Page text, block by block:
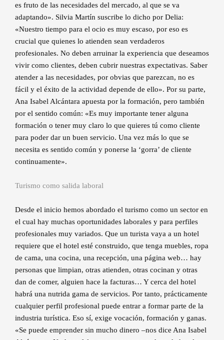
es fruto de las necesidades del mercado, al que se va
adaptando». Silvia Martín suscribe lo dicho por Delia:
«Nuestro tiempo para el ocio es muy escaso, por eso es
crucial que quienes lo atienden sean verdaderos
profesionales. No deben arruinar la experiencia que deseamos
vivir como clientes, deben cubrir nuestras expectativas. Saber
atender a las necesidades, por obvias que parezcan, no es
fácil y el éxito de la actividad depende de ello». Por su parte,
Ana Isabel Alcántara apuesta por la formación, pero también
por el sentido común: «Es muy importante tener alguna
formación o tener muy claro lo que quieres tú como cliente
para poder dar un buen servicio. Una vez más lo que se
necesita es sentido común y ponerse la ‘gorra’ de cliente
continuamente».
Turismo como salida laboral
Desde el inicio hemos abordado el turismo como un sector en
el cual hay muchas oportunidades laborales y para perfiles
profesionales muy variados. Que un turista vaya a un hotel
requiere que el hotel esté construido, que tenga muebles, ropa
de cama, una cocina, una recepción, una página web… hay
personas que limpian, otras atienden, otras cocinan y otras
dan de comer, alguien hace la facturas… Y cerca del hotel
habrá una nutrida gama de servicios. Por tanto, prácticamente
cualquier perfil profesional puede entrar a formar parte de la
industria turística. Eso sí, exige vocación, formación y ganas.
«Se puede emprender sin mucho dinero –nos dice Ana Isabel